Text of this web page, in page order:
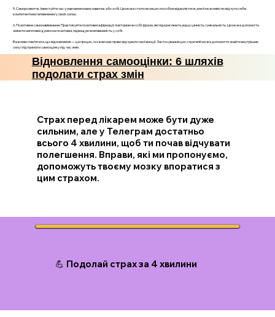
5. Саморозвиток. Інвестуйте час у навчання нових навичок або хобі. Це може стати не лише способом відволіктися, але й можливістю відчути себе
компетентним і впевненим у своїх силах.
6. Позитивне самонавіювання. Практикуйте позитивні афірмації, повторюючи собі фрази, які підкреслюють вашу цінність і унікальність. Це може допомогти
змінити негативні думки на позитивні, підвищуючи впевненість у собі.
Важливо пам’ятати, що відновлення — це процес, і кожен має право відчувати свої емоції. Застосування цих стратегій може допомогти знайти внутрішню
силу і підтримати самооцінку під час змін.
Відновлення самооцінки: 6 шляхів
подолати страх змін
Страх перед лікарем може бути дуже
сильним, але у Телеграм достатньо
всього 4 хвилини, щоб ти почав відчувати
полегшення. Вправи, які ми пропонуємо,
допоможуть твоєму мозку впоратися з
цим страхом.
💪 Подолай страх за 4 хвилини